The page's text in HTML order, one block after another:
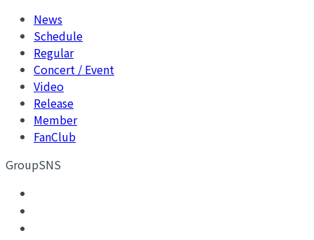
News
Schedule
Regular
Concert / Event
Video
Release
Member
FanClub
GroupSNS